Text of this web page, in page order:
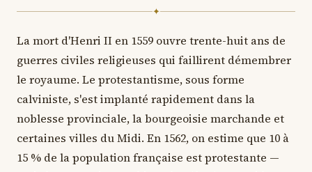
✦
La mort d'Henri II en 1559 ouvre trente-huit ans de
guerres civiles religieuses qui faillirent démembrer
le royaume. Le protestantisme, sous forme
calviniste, s'est implanté rapidement dans la
noblesse provinciale, la bourgeoisie marchande et
certaines villes du Midi. En 1562, on estime que 10 à
15 % de la population française est protestante —